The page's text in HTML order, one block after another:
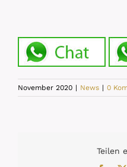
November 2020 | News | 0
Teilen